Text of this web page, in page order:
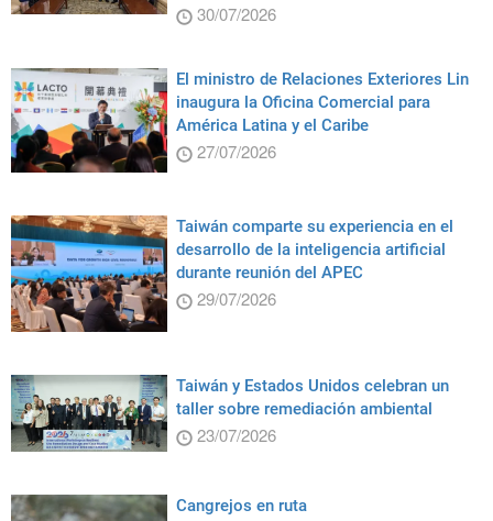
30/07/2026
El ministro de Relaciones Exteriores Lin
inaugura la Oficina Comercial para
América Latina y el Caribe
27/07/2026
Taiwán comparte su experiencia en el
desarrollo de la inteligencia artificial
durante reunión del APEC
29/07/2026
Taiwán y Estados Unidos celebran un
taller sobre remediación ambiental
23/07/2026
Cangrejos en ruta